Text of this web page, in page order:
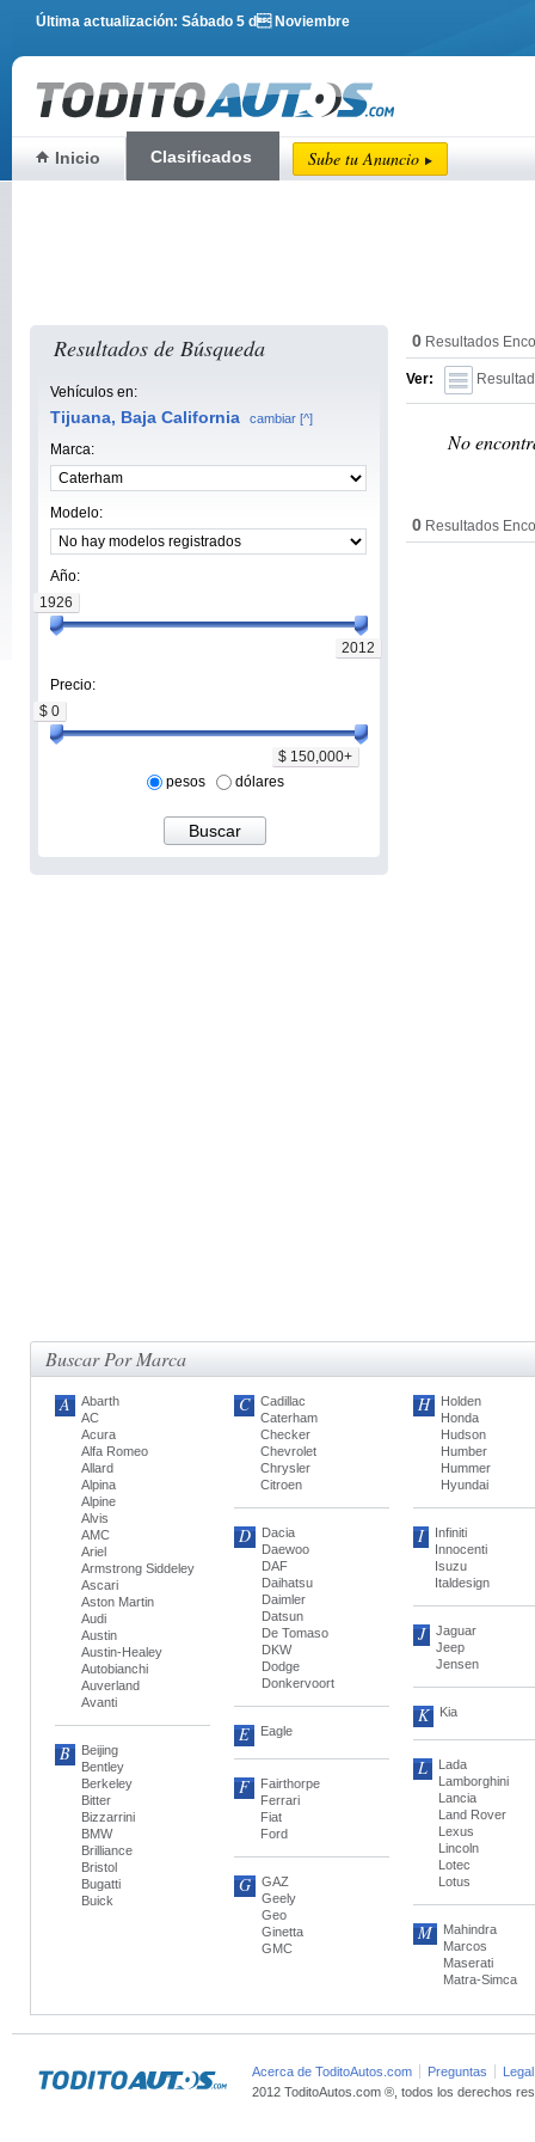
Última actualización: Sábado 5 d Noviembre
Inicio Clasificados Sube tu Anuncio
0 Resultados
Ver:
No
0 Resultados
Resultados de Búsqueda
Vehículos en:
Tijuana, Baja California cambiar [^]
Marca:
Modelo:
Año:
1926
2012
Precio:
$ 0
$ 150,000+
pesos
dólares
Buscar Por Marca
A
Abarth
AC
Acura
Alfa Romeo
Allard
Alpina
Alpine
Alvis
AMC
Ariel
Armstrong Siddeley
Ascari
Aston Martin
Audi
Austin
Austin-Healey
Autobianchi
Auverland
Avanti
B
Beijing
Bentley
Berkeley
Bitter
Bizzarrini
BMW
Brilliance
Bristol
Bugatti
Buick
C
Cadillac
Caterham
Checker
Chevrolet
Chrysler
Citroen
D
Dacia
Daewoo
DAF
Daihatsu
Daimler
Datsun
De Tomaso
DKW
Dodge
Donkervoort
E Eagle
F
Fairthorpe
Ferrari
Fiat
Ford
G
GAZ
Geely
Geo
Ginetta
GMC
H
Holden
Honda
Hudson
Humber
Hummer
Hyundai
I
Infiniti
Innocenti
Isuzu
Italdesign
J
Jaguar
Jeep
Jensen
K Kia
L
Lada
Lamborghini
Lancia
Land Rover
Lexus
Lincoln
Lotec
Lotus
M
Mahindra
Marcos
Maserati
Matra-Simca
Acerca de ToditoAutos.com Preguntas
Legal
2012 ToditoAutos.com ®, todos los derechos